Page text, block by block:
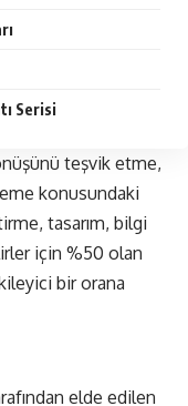
Serisi
teşvik etme,
konusundaki
tasarım, bilgi
için %50 olan
bir orana
elde edilen